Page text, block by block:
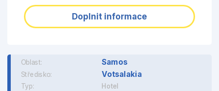
Doplnit informace
Oblast: Samos
Středisko: Votsalakia
Typ: Hotel